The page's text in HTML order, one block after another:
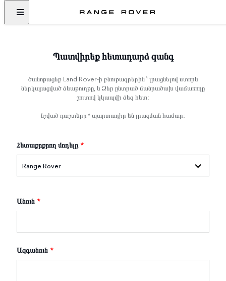
Պատվիրեք հետադարձ զանգ
ծանոթացեք Land Rover-ի բնութագրերին ՝ լրացնելով ստորև
ներկայացված ձևաթուղթը, և Ձեր ընտրած մանրածախ վաճառողը
շուտով կկապվի ձեզ հետ:
նշված դաշտերը * պարտադիր են լրացման համար:
Հետաքրքրող մոդելը *
Անուն *
Ազգանուն *